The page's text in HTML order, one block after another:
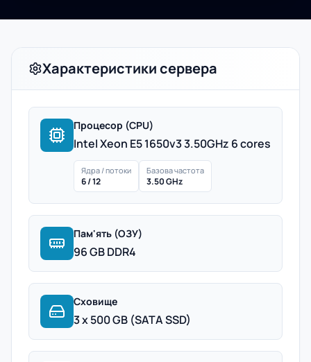
Характеристики сервера
Процесор (CPU)
Intel Xeon E5 1650v3 3.50GHz 6 cores
Ядра / потоки
6 / 12
Базова частота
3.50 GHz
Пам'ять (ОЗУ)
96 GB DDR4
Сховище
3 x 500 GB (SATA SSD)